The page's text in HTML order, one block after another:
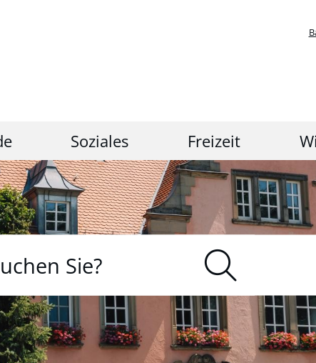
Soziales Freizeit